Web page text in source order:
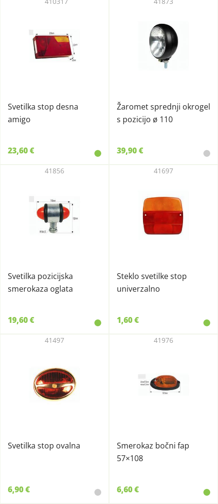
Svetilka stop desna
amigo
23,60 €
Žaromet sprednji okrogel
s pozicijo ø 110
39,90 €
Svetilka pozicijska
smerokaza oglata
41856
19,60 €
Steklo svetilke stop
univerzalno
41697
1,60 €
Svetilka stop ovalna
41497
6,90 €
Smerokaz bočni fap
57×108
41976
6,60 €